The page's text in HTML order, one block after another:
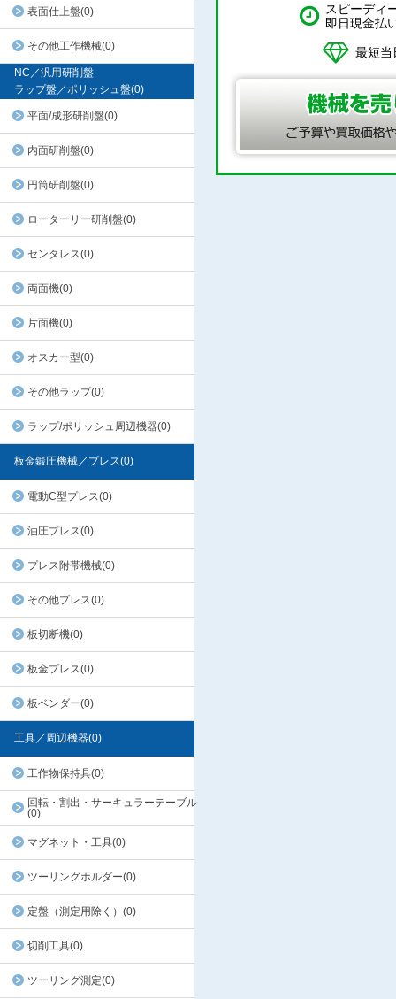
表面仕上盤(0)
その他工作機械(0)
NC／汎用研削盤
ラップ盤／ポリッシュ盤(0)
平面/成形研削盤(0)
内面研削盤(0)
円筒研削盤(0)
ローターリー研削盤(0)
センタレス(0)
両面機(0)
片面機(0)
オスカー型(0)
その他ラップ(0)
ラップ/ポリッシュ周辺機器(0)
板金鍛圧機械／プレス(0)
電動C型プレス(0)
油圧プレス(0)
プレス附帯機械(0)
その他プレス(0)
板切断機(0)
板金プレス(0)
板ベンダー(0)
工具／周辺機器(0)
工作物保持具(0)
回転・割出・サーキュラーテーブル
(0)
マグネット・工具(0)
ツーリングホルダー(0)
定盤（測定用除く）(0)
切削工具(0)
ツーリング測定(0)
スピーディ
即日現金払
最短当